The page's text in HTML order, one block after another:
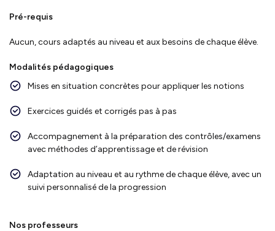
Pré-requis
Aucun, cours adaptés au niveau et aux besoins de chaque élève.
Modalités pédagogiques
Mises en situation concrètes pour appliquer les notions
Exercices guidés et corrigés pas à pas
Accompagnement à la préparation des contrôles/examens
avec méthodes d’apprentissage et de révision
Adaptation au niveau et au rythme de chaque élève, avec un
suivi personnalisé de la progression
Nos professeurs